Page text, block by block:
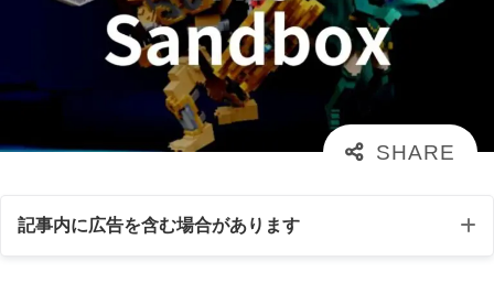
記事内に広告を含む場合があります